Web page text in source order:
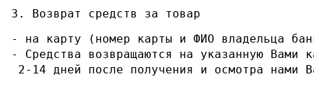
3. Возврат средств за товар
- на карту (номер карты и ФИО владельца
- Средства возвращаются на указанную Вами
2-14 дней после получения и осмотра нами